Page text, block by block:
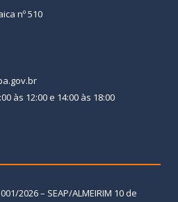
nº 510
às 12:00 e 14:00 às 18:00
2026 – SEAP/ALMEIRIM 10 de